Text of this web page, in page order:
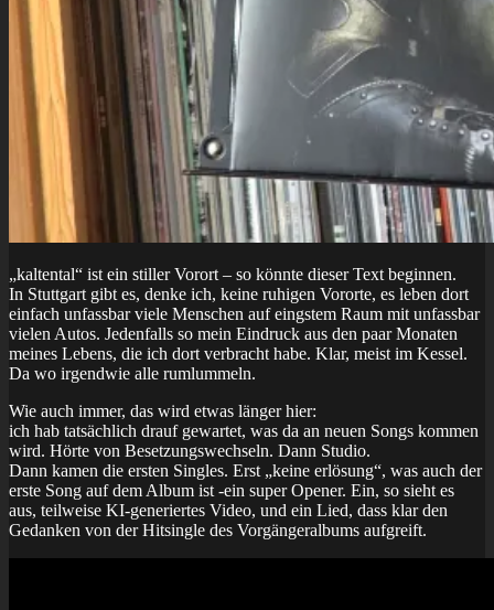
„kaltental“ ist ein stiller Vorort – so könnte dieser Text beginnen.
In Stuttgart gibt es, denke ich, keine ruhigen Vororte, es leben dort
einfach unfassbar viele Menschen auf eingstem Raum mit unfassbar
vielen Autos. Jedenfalls so mein Eindruck aus den paar Monaten
meines Lebens, die ich dort verbracht habe. Klar, meist im Kessel.
Da wo irgendwie alle rumlummeln.
Wie auch immer, das wird etwas länger hier:
ich hab tatsächlich drauf gewartet, was da an neuen Songs kommen
wird. Hörte von Besetzungswechseln. Dann Studio.
Dann kamen die ersten Singles. Erst „keine erlösung“, was auch der
erste Song auf dem Album ist -ein super Opener. Ein, so sieht es
aus, teilweise KI-generiertes Video, und ein Lied, dass klar den
Gedanken von der Hitsingle des Vorgängeralbums aufgreift.